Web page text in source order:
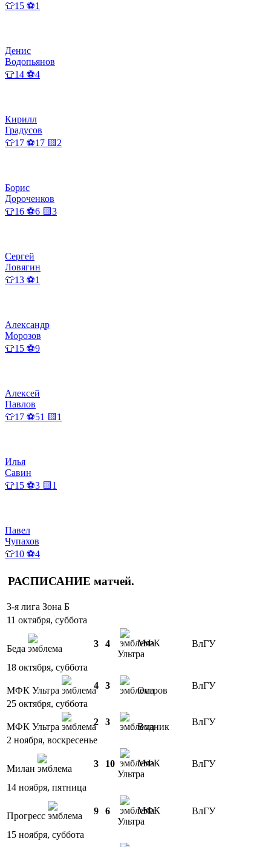
👕15 ⚽1
Денис
Водопьянов
👕14 ⚽4
Кирилл
Градусов
👕17 ⚽17 🟨2
Борис
Дороченков
👕16 ⚽6 🟨3
Сергей
Ловягин
👕13 ⚽1
Александр
Морозов
👕15 ⚽9
Алексей
Павлов
👕17 ⚽51 🟨1
Илья
Савин
👕15 ⚽3 🟨1
Павел
Чупахов
👕10 ⚽4
РАСПИСАНИЕ матчей.
3-я лига Зона Б
11 октября, суббота
Беда 3 4
МФК
Ультра
ВлГУ
18 октября, суббота
МФК Ультра 4 3 Остров
ВлГУ
25 октября, суббота
МФК Ультра 2 3 Водник
ВлГУ
2 ноября, воскресенье
Милан 3 10
МФК
Ультра
ВлГУ
14 ноября, пятница
Прогресс 9 6
МФК
Ультра
ВлГУ
15 ноября, суббота